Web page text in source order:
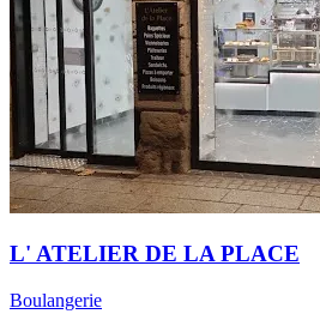
L' ATELIER DE LA PLACE
Boulangerie